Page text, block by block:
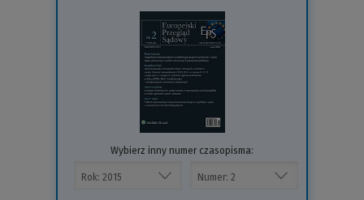
(Link
do
innej
Wybierz inny numer czasopisma: